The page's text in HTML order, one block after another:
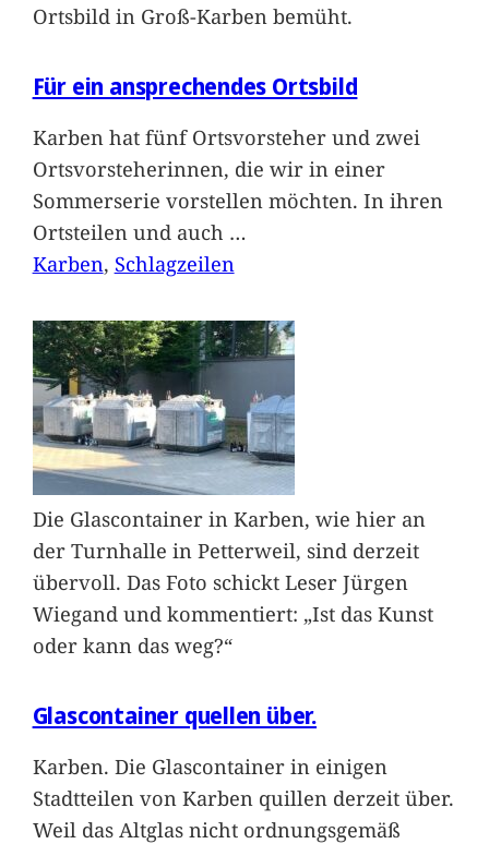
Ortsbild in Groß-Karben bemüht.
Für ein ansprechendes Ortsbild
Karben hat fünf Ortsvorsteher und zwei
Ortsvorsteherinnen, die wir in einer
Sommerserie vorstellen möchten. In ihren
Ortsteilen und auch …
Karben, Schlagzeilen
Die Glascontainer in Karben, wie hier an
der Turnhalle in Petterweil, sind derzeit
übervoll. Das Foto schickt Leser Jürgen
Wiegand und kommentiert: „Ist das Kunst
oder kann das weg?“
Glascontainer quellen über.
Karben. Die Glascontainer in einigen
Stadtteilen von Karben quillen derzeit über.
Weil das Altglas nicht ordnungsgemäß